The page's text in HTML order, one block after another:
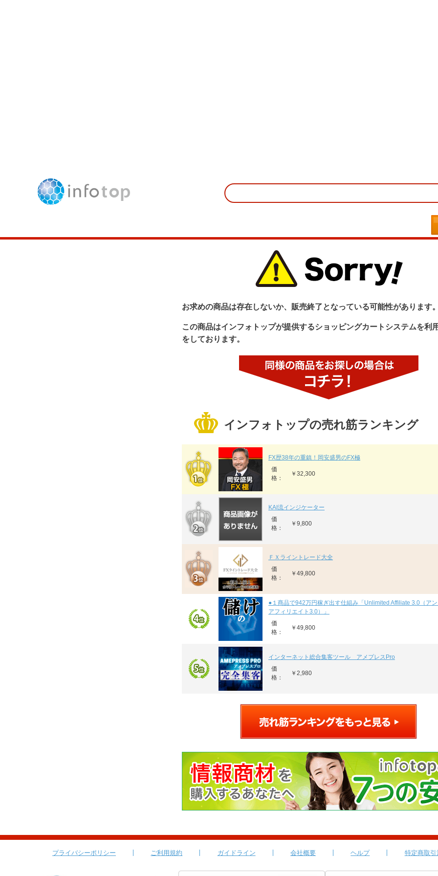
お求めの商品は存在しないか、販売終了となっている可能性があります。
この商品はインフォトップが提供するショッピングカートシステムを利
をしております。
インフォトップの売れ筋ランキング
FX歴38年の重鎮！岡安盛男のFX極
価
格：
￥32,300
KAI流インジケーター
価
格：
￥9,800
ＦＸライントレード大全
価
格：
￥49,800
●１商品で942万円稼ぎ出す仕組み「Unlimited Affiliate 3.0（ア
アフィリエイト3.0）」
価
格：
￥49,800
インターネット総合集客ツール アメプレスPro
価
格：
￥2,980
プライバシーポリシー ご利用規約 ガイドライン 会社概要 ヘルプ 特定商取